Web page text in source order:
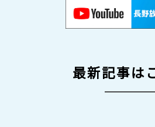
最新記事は